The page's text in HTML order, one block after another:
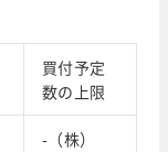
買付予定
数の上限
-（株）